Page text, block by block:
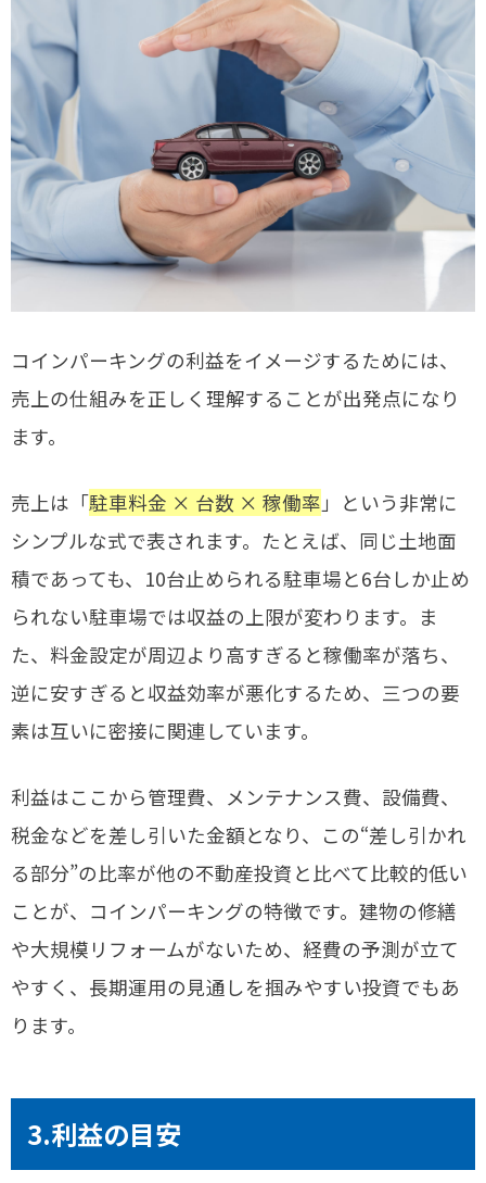
コインパーキングの利益をイメージするためには、
売上の仕組みを正しく理解することが出発点になり
ます。
売上は「駐車料金 × 台数 × 稼働率」という非常に
シンプルな式で表されます。たとえば、同じ土地面
積であっても、10台止められる駐車場と6台しか止め
られない駐車場では収益の上限が変わります。ま
た、料金設定が周辺より高すぎると稼働率が落ち、
逆に安すぎると収益効率が悪化するため、三つの要
素は互いに密接に関連しています。
利益はここから管理費、メンテナンス費、設備費、
税金などを差し引いた金額となり、この“差し引かれ
る部分”の比率が他の不動産投資と比べて比較的低い
ことが、コインパーキングの特徴です。建物の修繕
や大規模リフォームがないため、経費の予測が立て
やすく、長期運用の見通しを掴みやすい投資でもあ
ります。
3.利益の目安